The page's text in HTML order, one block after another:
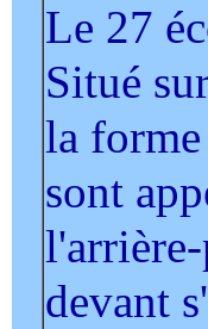
Le 27
Situé
la
sont
devant